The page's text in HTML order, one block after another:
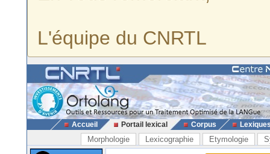
L'équipe du CNRTL
Accueil Portail lexical Corpus
Morphologie Lexicographie Etymologie